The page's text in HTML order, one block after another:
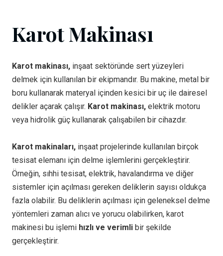
Karot Makinası
Karot makinası, inşaat sektöründe sert yüzeyleri
delmek için kullanılan bir ekipmandır. Bu makine, metal bir
boru kullanarak materyal içinden kesici bir uç ile dairesel
delikler açarak çalışır. Karot makinası, elektrik motoru
veya hidrolik güç kullanarak çalışabilen bir cihazdır.
Karot makinaları, inşaat projelerinde kullanılan birçok
tesisat elemanı için delme işlemlerini gerçekleştirir.
Örneğin, sıhhi tesisat, elektrik, havalandırma ve diğer
sistemler için açılması gereken deliklerin sayısı oldukça
fazla olabilir. Bu deliklerin açılması için geleneksel delme
yöntemleri zaman alıcı ve yorucu olabilirken, karot
makinesi bu işlemi hızlı ve verimli bir şekilde
gerçekleştirir.